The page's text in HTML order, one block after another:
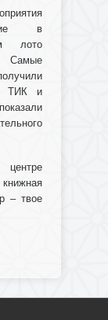
в
лото
Самые
ТИК и
– твое